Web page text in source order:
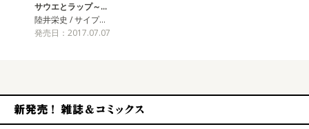
サウエとラップ～…
陸井栄史 / サイプ…
発売日：2017.07.07